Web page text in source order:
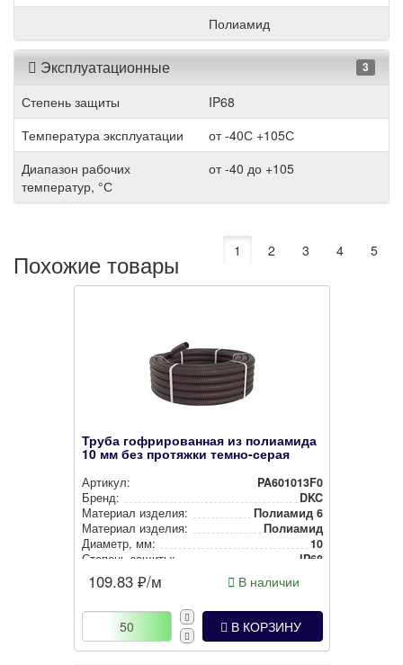
Полиамид
Эксплуатационные 3
Степень защиты
IP68
Температура эксплуатации
от -40С +105С
Диапазон рабочих
температур, °С
от -40 до +105
Похожие товары 1 2 3 4 5
Труба гофрированная из полиамида
10 мм без протяжки темно-серая
Артикул:
PA601013F0
Бренд:
DKC
Материал изделия:
Полиамид 6
Материал изделия:
Полиамид
Диаметр, мм:
10
Степень защиты:
IP68
Наличие протяжки:
Без протяжки
Цвет:
Тем­но-се­рый
109.83 ₽/м В наличии
В КОРЗИНУ